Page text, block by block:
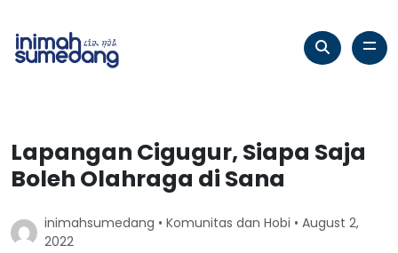
Lapangan Cigugur, Siapa Saja
Boleh Olahraga di Sana
inimahsumedang • Komunitas dan Hobi • August 2,
2022